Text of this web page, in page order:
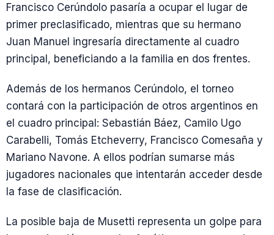
Francisco Cerúndolo pasaría a ocupar el lugar de
primer preclasificado, mientras que su hermano
Juan Manuel ingresaría directamente al cuadro
principal, beneficiando a la familia en dos frentes.
Además de los hermanos Cerúndolo, el torneo
contará con la participación de otros argentinos en
el cuadro principal: Sebastián Báez, Camilo Ugo
Carabelli, Tomás Etcheverry, Francisco Comesaña y
Mariano Navone. A ellos podrían sumarse más
jugadores nacionales que intentarán acceder desde
la fase de clasificación.
La posible baja de Musetti representa un golpe para